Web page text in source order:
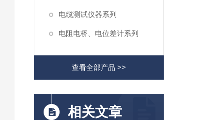
电缆测试仪器系列
电阻电桥、电位差计系列
查看全部产品 >>
相关文章